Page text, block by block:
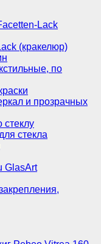
Lack
(кракелюр)
по
и прозрачных
стеклу
стекла
GlasArt